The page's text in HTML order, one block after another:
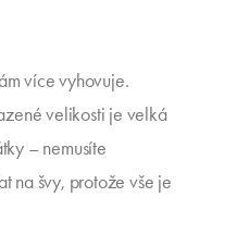
více vyhovuje.
velikosti je velká
– nemusíte
na švy, protože vše je